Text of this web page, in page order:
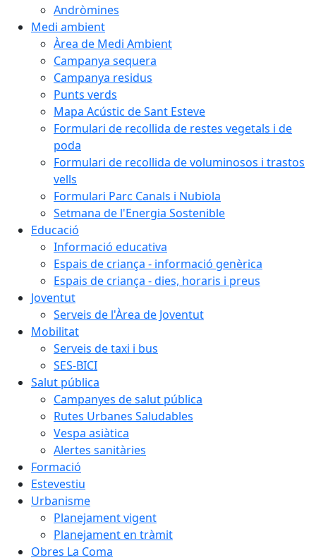
Andròmines
Medi ambient
Àrea de Medi Ambient
Campanya sequera
Campanya residus
Punts verds
Mapa Acústic de Sant Esteve
Formulari de recollida de restes vegetals i de
poda
Formulari de recollida de voluminosos i trastos
vells
Formulari Parc Canals i Nubiola
Setmana de l'Energia Sostenible
Educació
Informació educativa
Espais de criança - informació genèrica
Espais de criança - dies, horaris i preus
Joventut
Serveis de l'Àrea de Joventut
Mobilitat
Serveis de taxi i bus
SES-BICI
Salut pública
Campanyes de salut pública
Rutes Urbanes Saludables
Vespa asiàtica
Alertes sanitàries
Formació
Estevestiu
Urbanisme
Planejament vigent
Planejament en tràmit
Obres La Coma